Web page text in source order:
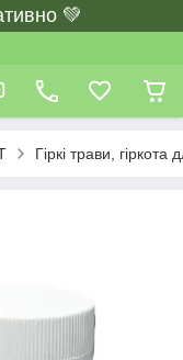
💚
Гіркі трави,